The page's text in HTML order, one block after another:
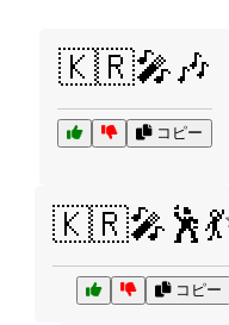
🇰🇷🎤🎶
コピー
コピー